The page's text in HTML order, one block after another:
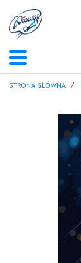
STRONA GŁÓWNA